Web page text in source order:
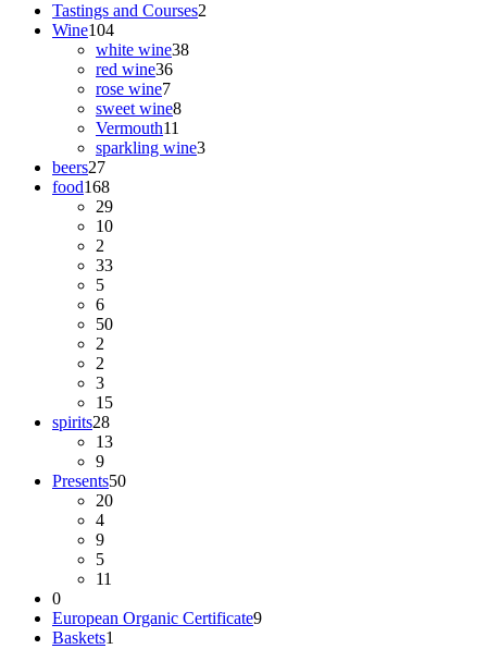
Tastings and Courses2
Wine104
white wine38
red wine36
rose wine7
sweet wine8
Vermouth11
sparkling wine3
beers27
food168
29
10
2
33
5
6
50
2
2
3
15
spirits28
13
9
Presents50
20
4
9
5
11
0
European Organic Certificate9
Baskets1